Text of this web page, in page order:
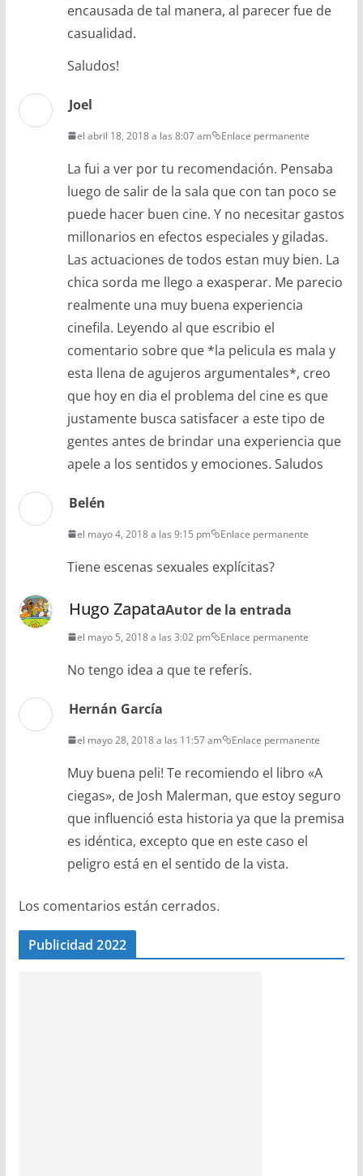
encausada de tal manera, al parecer fue de
casualidad.
Saludos!
Joel
el abril 18, 2018 a las 8:07 am Enlace permanente
La fui a ver por tu recomendación. Pensaba
luego de salir de la sala que con tan poco se
puede hacer buen cine. Y no necesitar gastos
millonarios en efectos especiales y giladas.
Las actuaciones de todos estan muy bien. La
chica sorda me llego a exasperar. Me parecio
realmente una muy buena experiencia
cinefila. Leyendo al que escribio el
comentario sobre que *la pelicula es mala y
esta llena de agujeros argumentales*, creo
que hoy en dia el problema del cine es que
justamente busca satisfacer a este tipo de
gentes antes de brindar una experiencia que
apele a los sentidos y emociones. Saludos
Belén
el mayo 4, 2018 a las 9:15 pm Enlace permanente
Tiene escenas sexuales explícitas?
Hugo ZapataAutor de la entrada
el mayo 5, 2018 a las 3:02 pm Enlace permanente
No tengo idea a que te referís.
Hernán García
el mayo 28, 2018 a las 11:57 am Enlace permanente
Muy buena peli! Te recomiendo el libro «A
ciegas», de Josh Malerman, que estoy seguro
que influenció esta historia ya que la premisa
es idéntica, excepto que en este caso el
peligro está en el sentido de la vista.
Los comentarios están cerrados.
Publicidad 2022